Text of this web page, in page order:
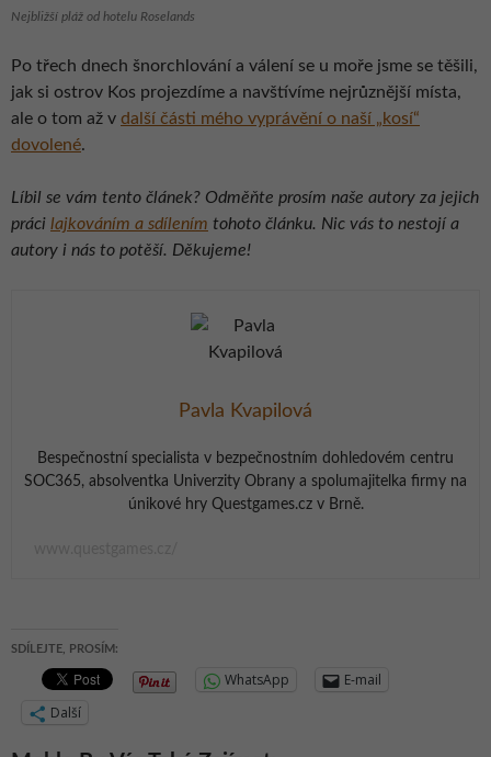
Nejbližší pláž od hotelu Roselands
Po třech dnech šnorchlování a válení se u moře jsme se těšili,
jak si ostrov Kos projezdíme a navštívíme nejrůznější místa,
ale o tom až v další části mého vyprávění o naší „kosí“
dovolené.
Líbil se vám tento článek? Odměňte prosím naše autory za jejich
práci lajkováním a sdílením tohoto článku. Nic vás to nestojí a
autory i nás to potěší. Děkujeme!
Pavla Kvapilová
Bespečnostní specialista v bezpečnostním dohledovém centru
SOC365, absolventka Univerzity Obrany a spolumajitelka firmy na
únikové hry Questgames.cz v Brně.
SDÍLEJTE, PROSÍM:
WhatsApp
E-mail
Další